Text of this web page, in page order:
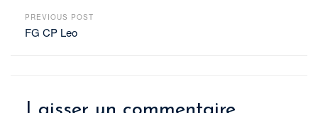
PREVIOUS POST
FG CP Leo